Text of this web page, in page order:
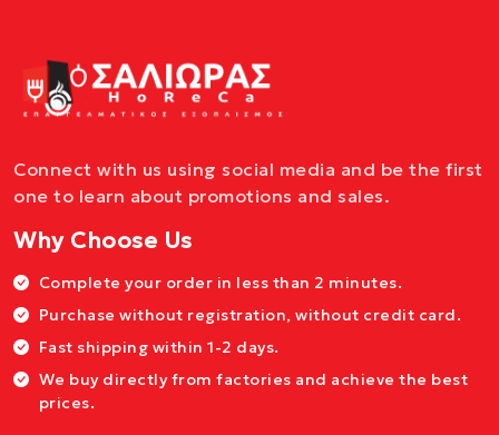
Connect with us using social media and be the first
one to learn about promotions and sales.
Why Choose Us
Complete your order in less than 2 minutes.
Purchase without registration, without credit card.
Fast shipping within 1-2 days.
We buy directly from factories and achieve the best
prices.